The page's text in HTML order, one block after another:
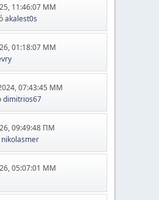
11:46:07 ΜΜ
akalest0s
01:18:07 ΜΜ
07:43:45 ΜΜ
dimitrios67
09:49:48 ΠΜ
nikolasmer
05:07:01 ΜΜ